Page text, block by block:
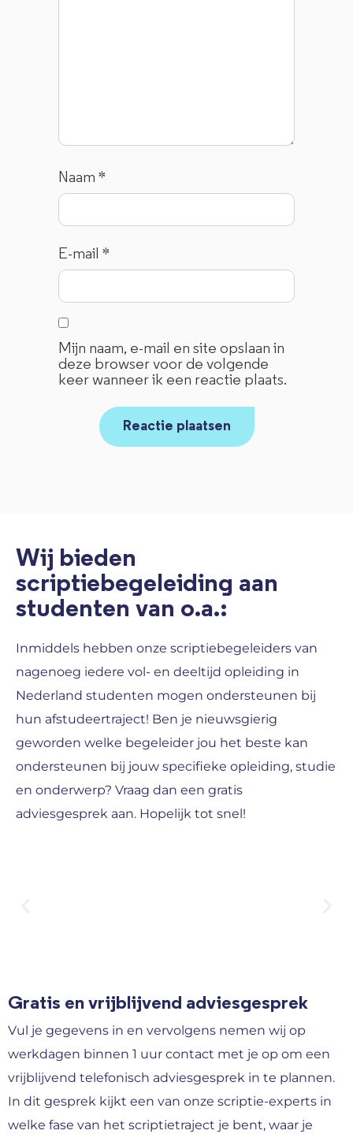
Naam*
E-mail*
Mijn naam, e-mail en site opslaan in
deze browser voor de volgende
keer wanneer ik een reactie plaats.
Wij bieden
scriptiebegeleiding aan
studenten van o.a.:
Inmiddels hebben onze scriptiebegeleiders van
nagenoeg iedere vol- en deeltijd opleiding in
Nederland studenten mogen ondersteunen bij
hun afstudeertraject! Ben je nieuwsgierig
geworden welke begeleider jou het beste kan
ondersteunen bij jouw specifieke opleiding, studie
en onderwerp? Vraag dan een gratis
adviesgesprek aan. Hopelijk tot snel!
Gratis en vrijblijvend adviesgesprek
Vul je gegevens in en vervolgens nemen wij op
werkdagen binnen 1 uur contact met je op om een
vrijblijvend telefonisch adviesgesprek in te plannen.
In dit gesprek kijkt een van onze scriptie-experts in
welke fase van het scriptietraject je bent, waar je